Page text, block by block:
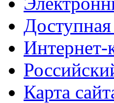
Доступная
Интернет-
Карта